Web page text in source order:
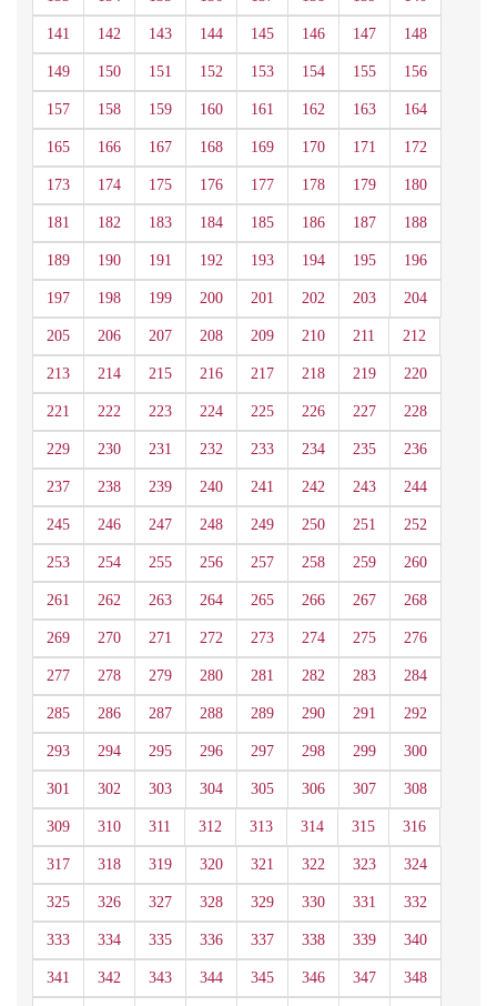
141 142 143 144 145 146 147 148
149 150 151 152 153 154 155 156
157 158 159 160 161 162 163 164
165 166 167 168 169 170 171 172
173 174 175 176 177 178 179 180
181 182 183 184 185 186 187 188
189 190 191 192 193 194 195 196
197 198 199 200 201 202 203 204
205 206 207 208 209 210 211 212
213 214 215 216 217 218 219 220
221 222 223 224 225 226 227 228
229 230 231 232 233 234 235 236
237 238 239 240 241 242 243 244
245 246 247 248 249 250 251 252
253 254 255 256 257 258 259 260
261 262 263 264 265 266 267 268
269 270 271 272 273 274 275 276
277 278 279 280 281 282 283 284
285 286 287 288 289 290 291 292
293 294 295 296 297 298 299 300
301 302 303 304 305 306 307 308
309 310 311 312 313 314 315 316
317 318 319 320 321 322 323 324
325 326 327 328 329 330 331 332
333 334 335 336 337 338 339 340
341 342 343 344 345 346 347 348